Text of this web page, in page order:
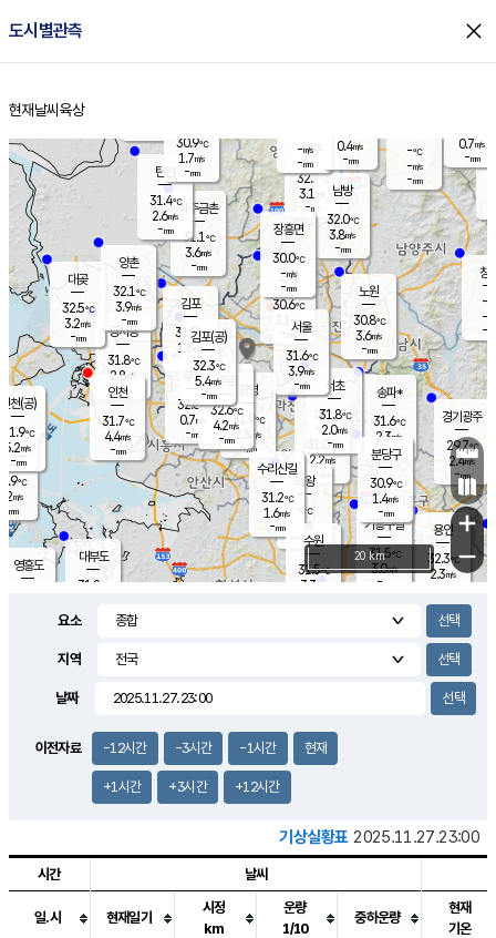
도시별관측 close
홈
현재날씨 육상
의도
℃
m/s
mm
영흥도
양주
32.7℃
3.1
-mm
과천
31.0℃
2.2m/s
- mm
용인
32.3℃
2.3m/s
경기광주
29.7℃
2.4m/s
-mm
3.2m/s
대부도
31.8
경서동
31.8℃
2.8 m/s
-mm
파주금촌
31.1℃
3.6m/s
-mm
-℃
-m/s
-mm
대곶
32.5℃
3.2m/s
-mm
창
-
-m/
-
탄현
31.4℃
2.6m/s
-mm
0.7m/s
-mm
의왕
- ℃
m/s
mm
김포
31.5℃
1.8 m/s
mm
광명
31.9 ℃
2.8 m/s
-mm
부천
32.8℃
0.7m/s
-mm
양촌
32.1℃
3.9m/s
-mm
구로
32.6℃
4.2m/s
-mm
은평
30.6℃
3.1 m/s
- mm
노원
30.8℃
3.6m/s
-mm
송파*
31.6℃
2.3m/s
-mm
서초
31.8℃
2.0m/s
-mm
남방
32.0℃
3.8m/s
-mm
기흥구갈
31.5℃
3.0m/s
-
수리산길
31.2℃
1.6m/s
-mm
분당구
30.9℃
1.4m/s
-mm
장흥면
30.0℃
-m/s
-mm
-m/s
-mm
인천(공)
31.9℃
5.2m/s
-mm
김포(공)
32.3℃
5.4m/s
-mm
수원
31.5℃
3.3 m/s
인천
31.7℃
4.4m/s
-mm
서울
31.6℃
3.9m/s
-mm
30.9℃
1.7m/s
-mm
0.4m/s
-mm
+
−
20 km
요소
지역
날짜
이전자료 -12시간 -3시간 -1시간 현재
+1시간 +3시간 +12시간
기상실황표 2025.11.27.23:00
시간 날씨
일.시 현재일기
시정
km
운량
1/10
중하운량
현재
기온